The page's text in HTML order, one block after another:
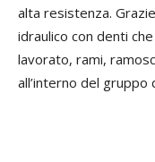
alta resistenza.
idraulico con denti
lavorato, rami,
all’interno del